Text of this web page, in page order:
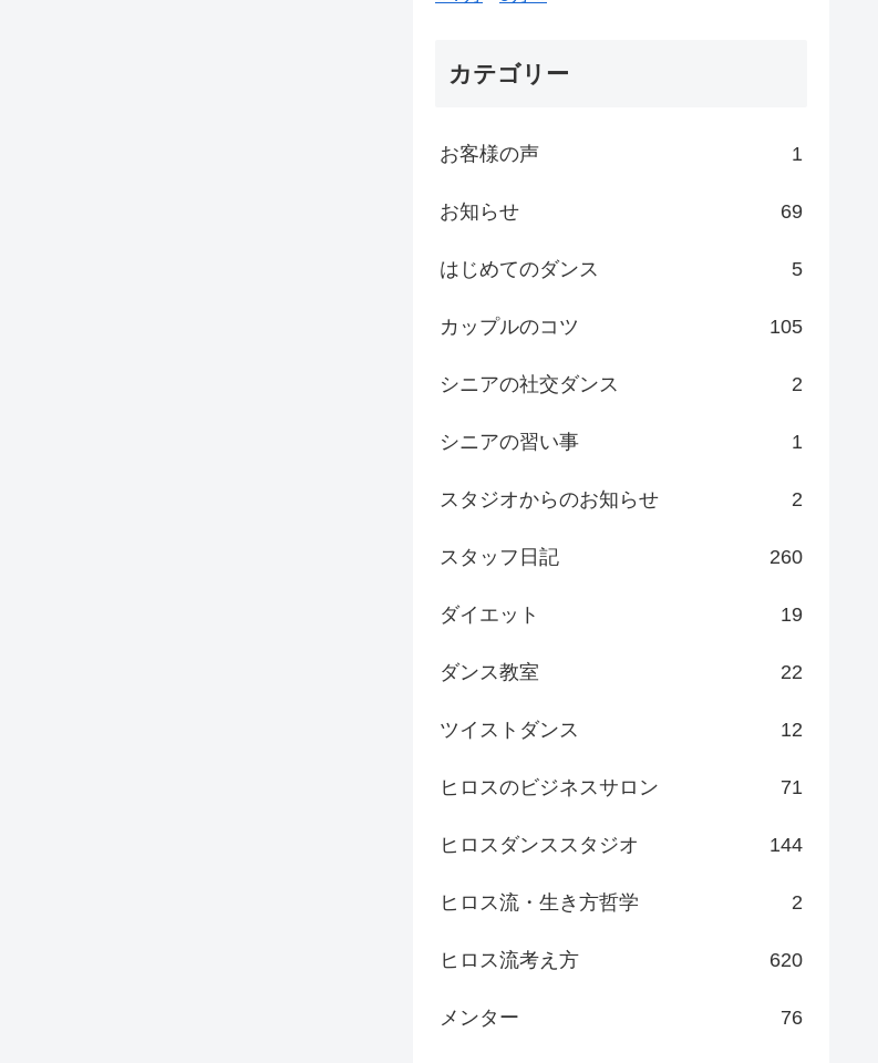
カテゴリー
お客様の声 1
お知らせ 69
はじめてのダンス 5
カップルのコツ 105
シニアの社交ダンス 2
シニアの習い事 1
スタジオからのお知らせ 2
スタッフ日記 260
ダイエット 19
ダンス教室 22
ツイストダンス 12
ヒロスのビジネスサロン 71
ヒロスダンススタジオ 144
ヒロス流・生き方哲学 2
ヒロス流考え方 620
メンター 76